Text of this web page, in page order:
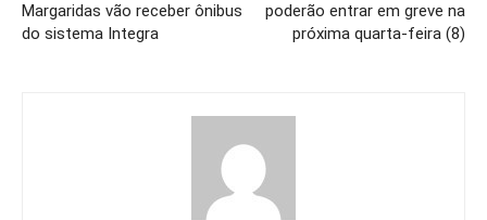
Margaridas vão receber ônibus
do sistema Integra
poderão entrar em greve na
próxima quarta-feira (8)